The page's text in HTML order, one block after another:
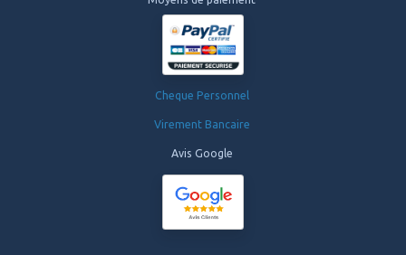
Cheque Personnel
Virement Bancaire
Avis Google